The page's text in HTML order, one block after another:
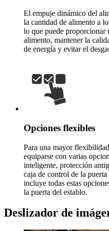
El empuje dinámico del
la cantidad de alimento a
lo que puede proporcionar
alimento, mantener la
de energía y evitar el
Opciones flexibles
Para una mayor
equiparse con varias
inteligente, protección
caja de control de la
incluye todas estas
la puerta del establo.
Deslizador de